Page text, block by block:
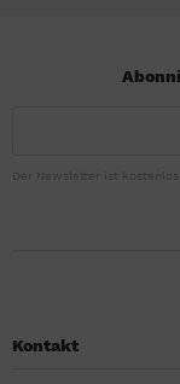
Der Newsletter ist
Kontakt